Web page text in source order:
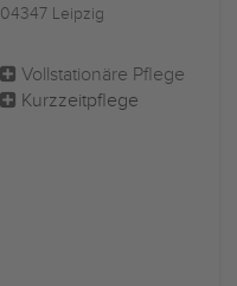
04347 Leipzig
Vollstationäre Pflege
Kurzzeitpflege